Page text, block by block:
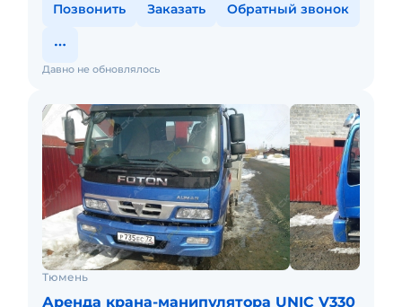
Позвонить Заказать Обратный звонок
Давно не обновлялось
Тюмень
Аренда крана-манипулятора UNIC V330